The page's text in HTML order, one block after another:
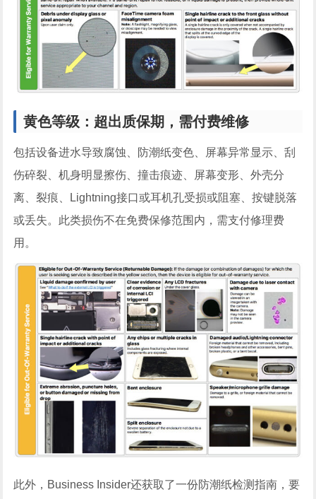
黄色等级：超出质保期，需付费维修
包括设备进水导致腐蚀、防潮纸变色、屏幕异常显示、刮
伤碎裂、机身明显擦伤、撞击痕迹、屏幕变形、外壳分
离、裂痕、Lightning接口或耳机孔受损或阻塞、按键脱落
或丢失。此类损伤不在免费保修范围内，需支付修理费
用。
此外，Business Insider还获取了一份防潮纸检测指南，要